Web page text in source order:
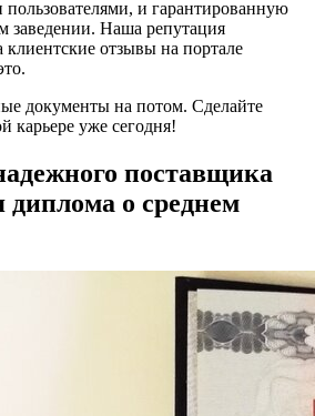
и гарантированную
заведении. Наша репутация
клиентские отзывы на портале
документы на потом. Сделайте
карьере уже сегодня!
поставщика
диплома о среднем